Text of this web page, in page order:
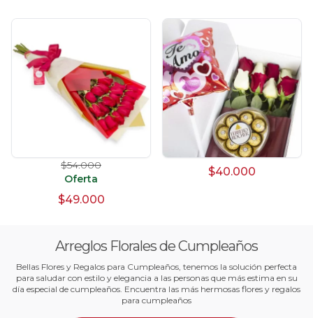
$54.000
Oferta
$49.000
$40.000
Arreglos Florales de Cumpleaños
Bellas Flores y Regalos para Cumpleaños, tenemos la solución perfecta
para saludar con estilo y elegancia a las personas que más estima en su
día especial de cumpleaños. Encuentra las más hermosas flores y regalos
para cumpleaños